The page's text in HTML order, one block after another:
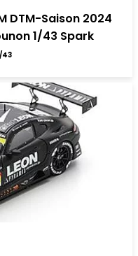
DTM-Saison 2024
1/43 Spark
43